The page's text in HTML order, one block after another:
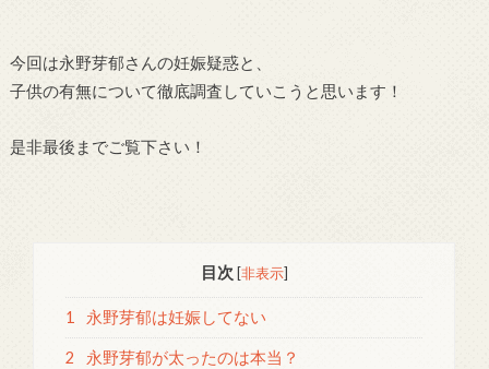
今回は永野芽郁さんの妊娠疑惑と、
子供の有無について徹底調査していこうと思います！
是非最後までご覧下さい！
目次 [非表示]
1 永野芽郁は妊娠してない
2 永野芽郁が太ったのは本当？